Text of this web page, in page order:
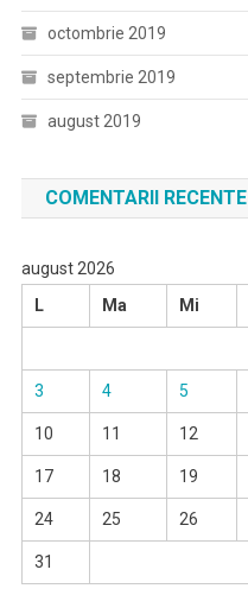
octombrie 2019
septembrie 2019
august 2019
COMENTARII RECENTE
august 2026
L
Ma Mi
3 4 5
10 11 12
17 18 19
24 25 26
31